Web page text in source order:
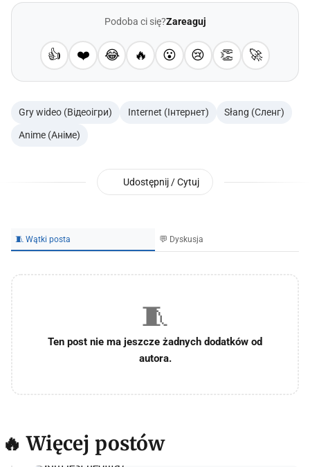
Podoba ci się?Zareaguj
👍 ❤️ 😂 🔥 😮 😢 👏 🚀
Gry wideo (Відеоігри) Internet (Інтернет) Słang (Сленг)
Anime (Аніме)
Udostępnij / Cytuj
🧵 Wątki posta 💬 Dyskusja
🧵
Ten post nie ma jeszcze żadnych dodatków od
autora.
🔥 Więcej postów